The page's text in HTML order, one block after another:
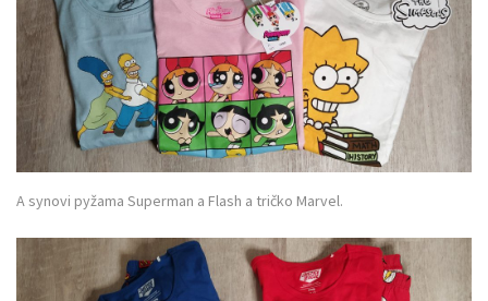
A synovi pyžama Superman a Flash a tričko Marvel.